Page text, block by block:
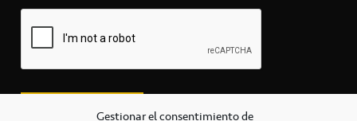
Gestionar el consentimiento de